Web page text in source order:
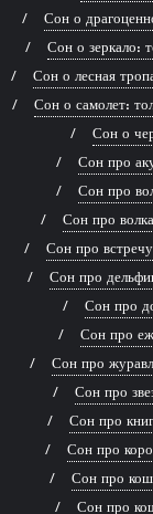
Сон о
Сон о зеркало:
Сон о лесная
Сон о самолет:
Сон о
Сон про
Сон про
Сон про волка
Сон про встречу
Сон про
Сон про
Сон про
Сон про
Сон про
Сон про
Сон про
Сон про
Сон про